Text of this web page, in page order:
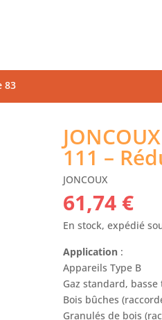
83
111 –
JONCOUX
61,74 €
En stock, expédié
Application :
Appareils Type B
Gaz standard,
Bois bûches
Granulés de bois